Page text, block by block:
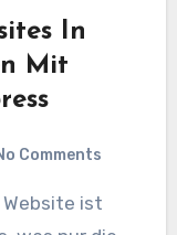
In
Mit
Comments